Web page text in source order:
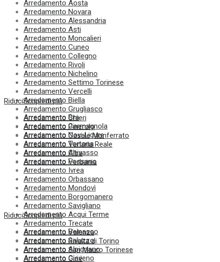
Arredamento Aosta
Arredamento Novara
Arredamento Alessandria
Arredamento Asti
Arredamento Moncalieri
Arredamento Cuneo
Arredamento Collegno
Arredamento Rivoli
Arredamento Nichelino
Arredamento Settimo Torinese
Arredamento Vercelli
Arredamento Biella
Arredamento Grugliasco
Arredamento Chieri
Arredamento Pinerolo
Arredamento Casale Monferrato
Arredamento Venaria Reale
Arredamento Alba
Arredamento Verbania
RiduciScopri di più
Arredamento Bra
Arredamento Carmagnola
Arredamento Novi Ligure
Arredamento Tortona
Arredamento Chivasso
Arredamento Fossano
Arredamento Ivrea
Arredamento Orbassano
Arredamento Mondovì
Arredamento Borgomanero
Arredamento Savigliano
Arredamento Acqui Terme
Arredamento Trecate
Arredamento Valenza
Arredamento Rivalta di Torino
Arredamento San Mauro Torinese
Arredamento Cirié
RiduciScopri di più
Arredamento Beinasco
Arredamento Saluzzo
Arredamento Alpignano
Arredamento Giaveno